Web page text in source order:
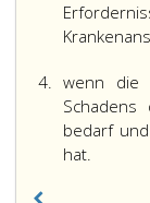
4. wenn die
bedarf
hat.